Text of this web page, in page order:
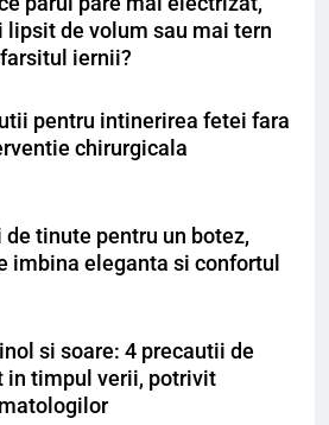
lipsit de volum sau mai tern
iernii?
pentru intinerirea fetei fara
chirurgicala
de tinute pentru un botez,
imbina eleganta si confortul
si soare: 4 precautii de
in timpul verii, potrivit